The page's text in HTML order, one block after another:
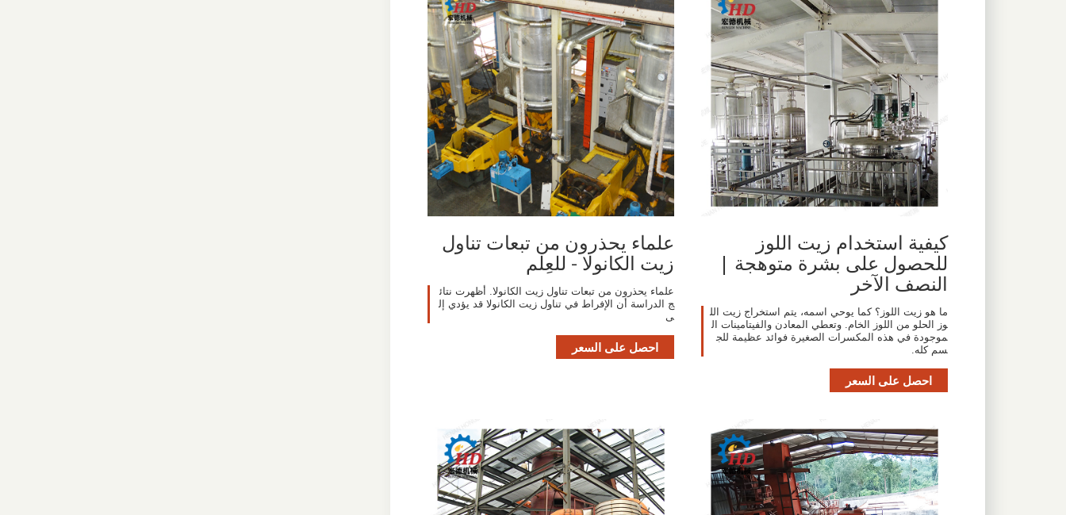
كيفية استخدام زيت اللوز
للحصول على بشرة متوهجة |
النصف الآخر
ما هو زيت اللوز؟ كما يوحي اسمه، يتم استخراج زيت الل
وز الحلو من اللوز الخام. وتعطي المعادن والفيتامينات ال
موجودة في هذه المكسرات الصغيرة فوائد عظيمة للج
سم كله.
احصل على السعر
علماء يحذرون من تبعات تناول
زيت الكانولا - للعِلم
علماء يحذرون من تبعات تناول زيت الكانولا. أظهرت نتائ
ج الدراسة أن الإفراط في تناول زيت الكانولا قد يؤدي إل
ى
احصل على السعر